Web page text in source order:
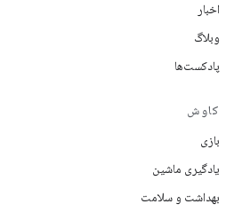
اخبار
وبلاگ
پادکست‌ها
کاوش
بازی
یادگیری ماشین
بهداشت و سلامت